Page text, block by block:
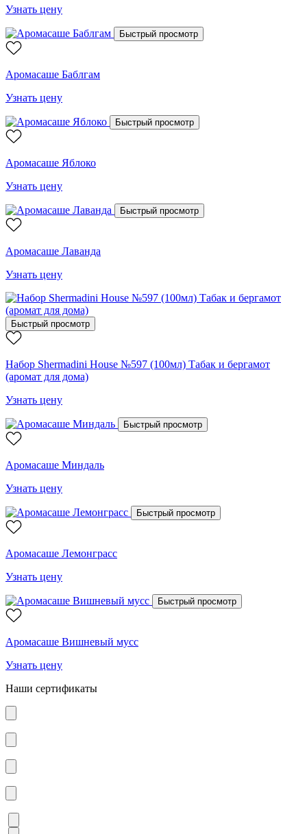
Узнать цену
Быстрый просмотр
Аромасаше Баблгам
Узнать цену
Быстрый просмотр
Аромасаше Яблоко
Узнать цену
Быстрый просмотр
Аромасаше Лаванда
Узнать цену
Быстрый просмотр
Набор Shermadini House №597 (100мл) Табак и бергамот
(аромат для дома)
Узнать цену
Быстрый просмотр
Аромасаше Миндаль
Узнать цену
Быстрый просмотр
Аромасаше Лемонграсс
Узнать цену
Быстрый просмотр
Аромасаше Вишневый мусс
Узнать цену
Наши сертификаты